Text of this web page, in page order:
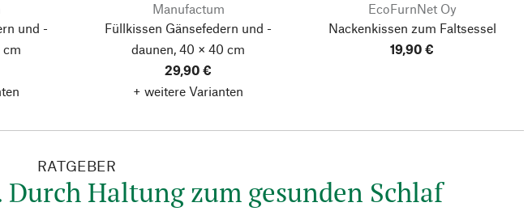
und -
cm
Manufactum
Füllkissen Gänsefedern und -
daunen, 40 × 40 cm
29,90 €
+ weitere Varianten
EcoFurnNet Oy
Nackenkissen zum Faltsessel
19,90 €
RATGEBER
Haltung zum gesunden Schlaf